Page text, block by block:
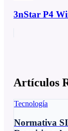
3nStar P4
Artículos
Tecnología
Normativa